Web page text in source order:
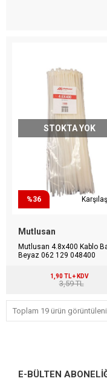
STOKTA YOK
%36
Mutlusan
Mutlusan 4.8x400 Kablo
Beyaz 062 129 048400
1,90 TL + KDV
3,59 TL
Toplam 19 ürün
E-BÜLTEN